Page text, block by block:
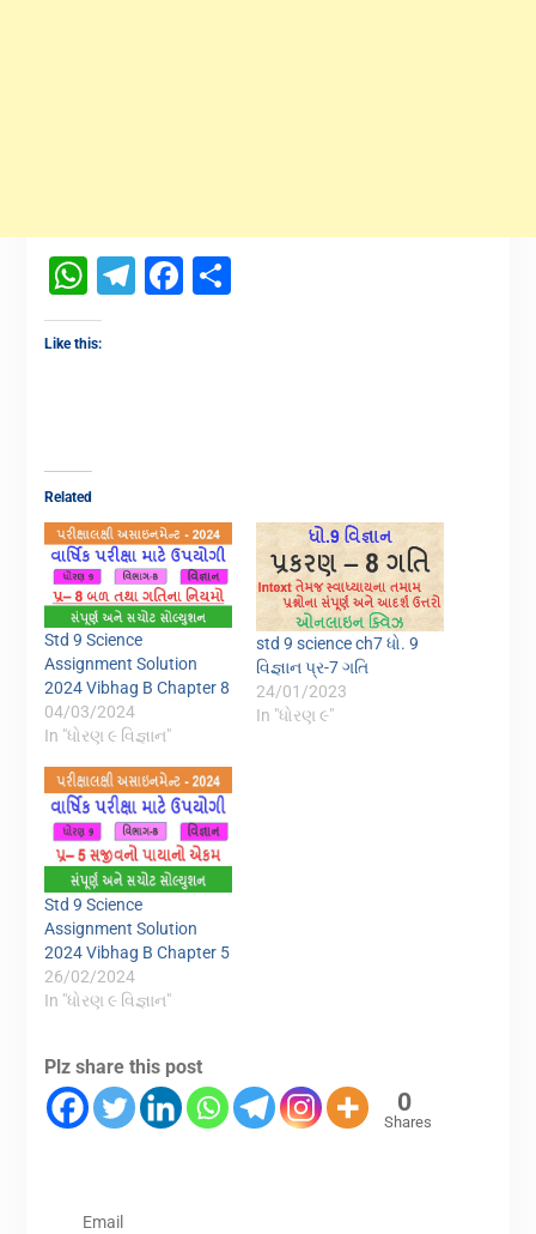
WhatsApp
Telegram
Facebook
Share
Like this:
Related
Std 9 Science
Assignment Solution
2024 Vibhag B Chapter 8
04/03/2024
In "ધોરણ ૯ વિજ્ઞાન"
std 9 science ch7 ધો. 9
વિજ્ઞાન પ્ર-7 ગતિ
24/01/2023
In "ધોરણ ૯"
Std 9 Science
Assignment Solution
2024 Vibhag B Chapter 5
26/02/2024
In "ધોરણ ૯ વિજ્ઞાન"
Plz share this post
0
Shares
Email